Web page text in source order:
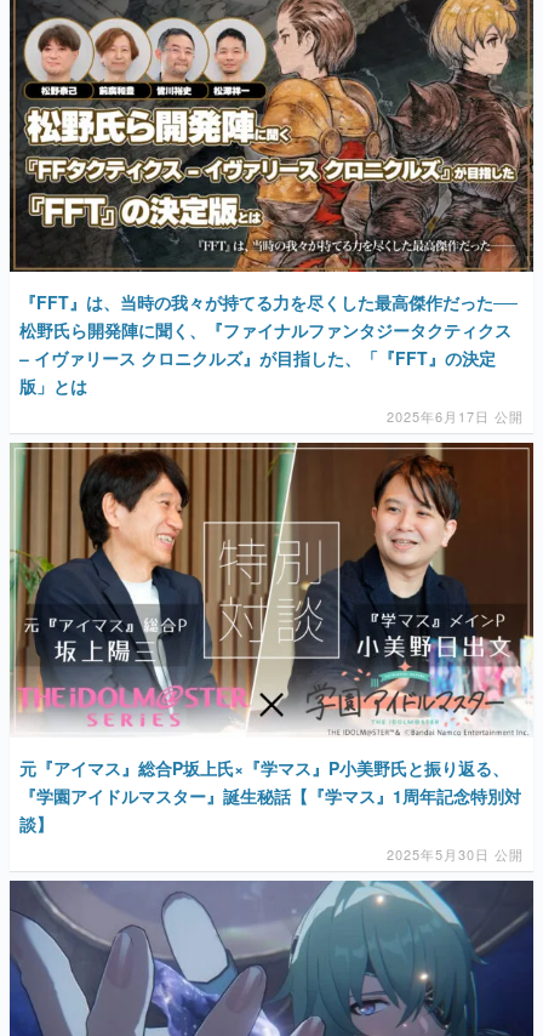
『FFT』は、当時の我々が持てる力を尽くした最高傑作だった──
松野氏ら開発陣に聞く、『ファイナルファンタジータクティクス
– イヴァリース クロニクルズ』が目指した、「『FFT』の決定
版」とは
2025年6月17日 公開
元『アイマス』総合P坂上氏×『学マス』P小美野氏と振り返る、
『学園アイドルマスター』誕生秘話【『学マス』1周年記念特別対
談】
2025年5月30日 公開